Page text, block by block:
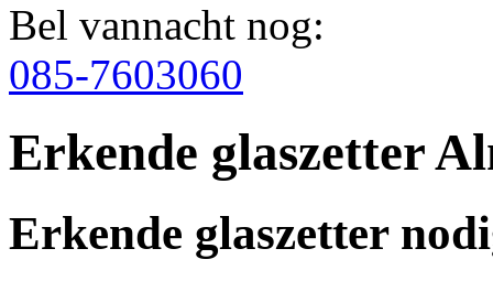
Bel vannacht nog:
085-7603060
Erkende glaszetter
Erkende glaszetter